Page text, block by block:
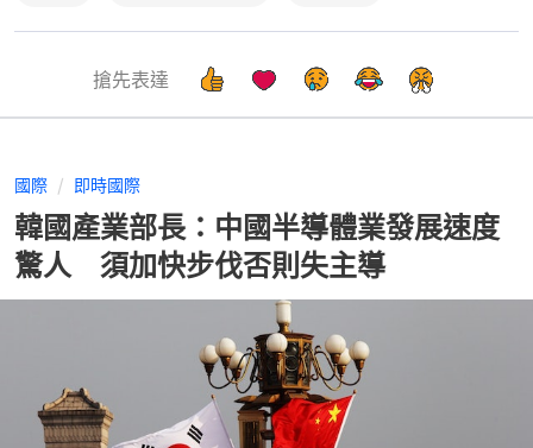
搶先表達
國際 即時國際
韓國產業部長：中國半導體業發展速度
驚人 須加快步伐否則失主導